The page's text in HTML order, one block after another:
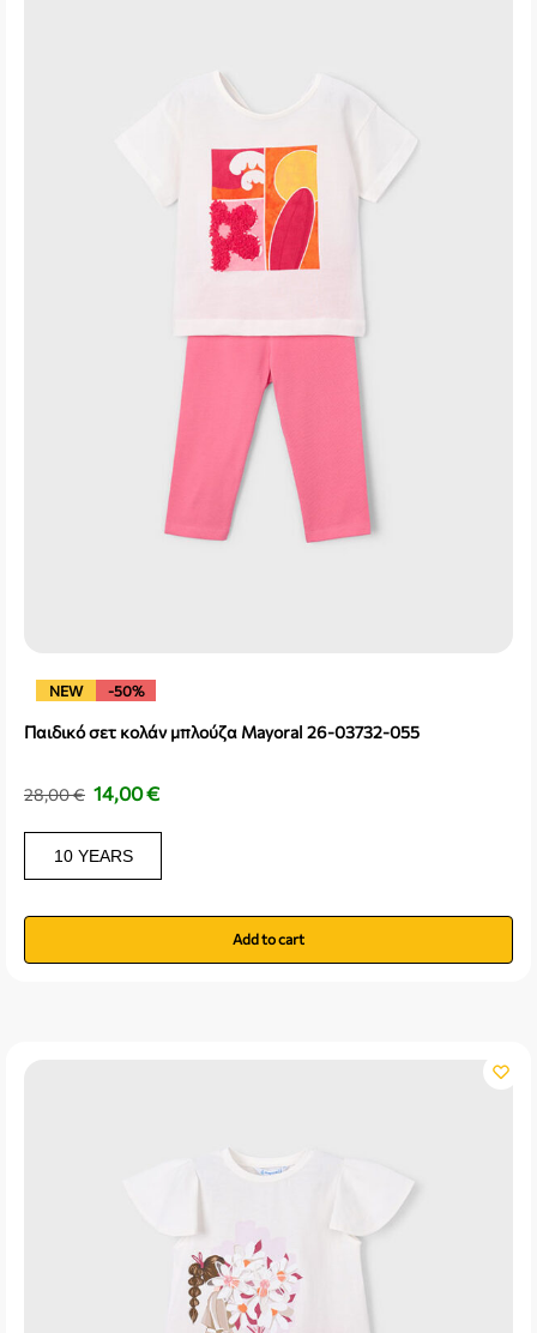
NEW -50%
Παιδικό σετ κολάν μπλούζα Mayoral 26-03732-055
28,00€ 14,00€
10 YEARS
Add to cart